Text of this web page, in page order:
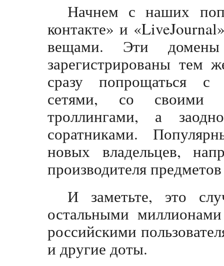
Начнем с наших
контакте» и
вещами. Эти
зарегистрированы тем
сразу попрощаться с
сетями, со своими
троллингами, а
соратниками.
новых владельцев,
производителя
И заметьте, это
остальными
российскими
и другие доты.